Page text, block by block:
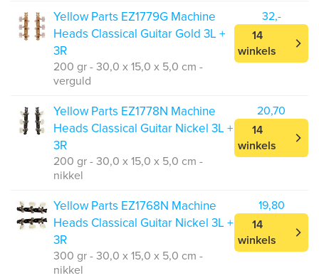
Yellow Parts EZ1779G Machine
Heads Classical Guitar Gold 3L +
3R
200 gr - 30,0 x 15,0 x 5,0 cm -
verguld
32,-
14
winkels
Yellow Parts EZ1778N Machine
Heads Classical Guitar Nickel 3L +
3R
200 gr - 30,0 x 15,0 x 5,0 cm -
nikkel
20,70
14
winkels
Yellow Parts EZ1768N Machine
Heads Classical Guitar Nickel 3L +
3R
300 gr - 30,0 x 15,0 x 5,0 cm -
nikkel
19,80
14
winkels